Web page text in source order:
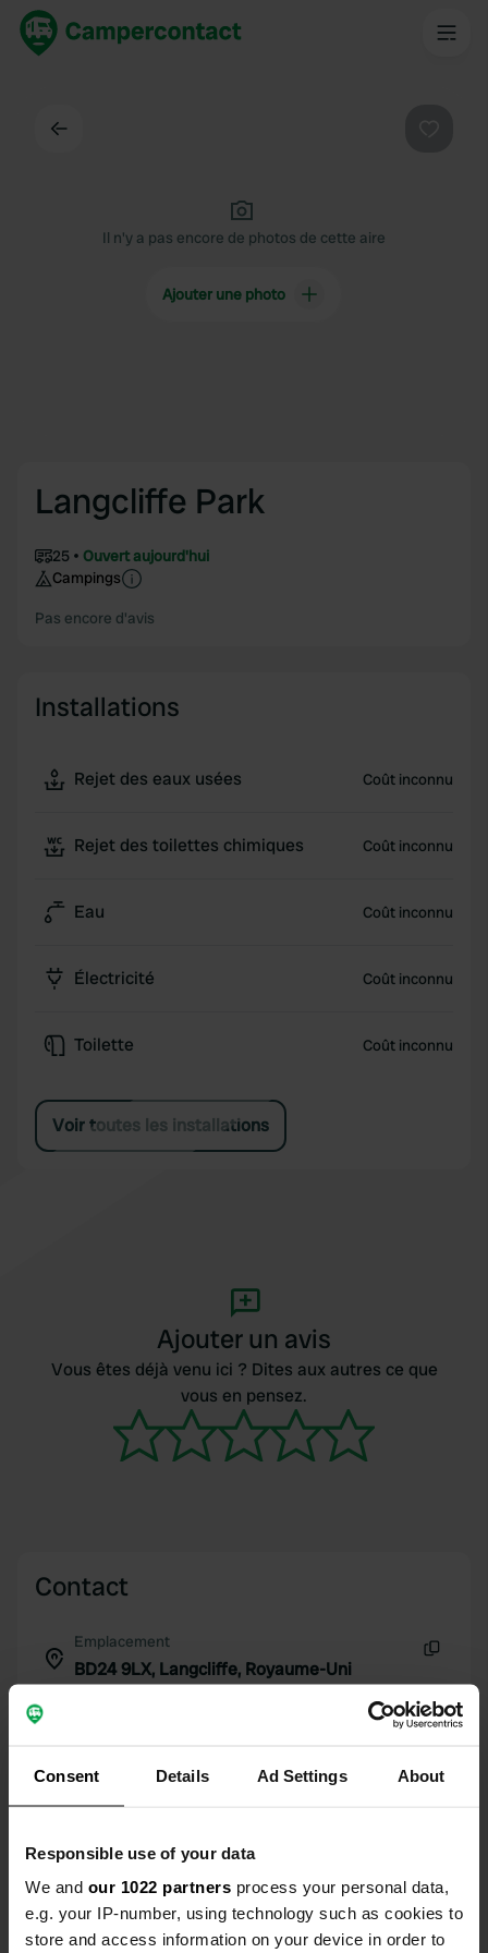
Consent Details Ad Settings About
Responsible use of your data
We and our 1022 partners process your personal data,
e.g. your IP-number, using technology such as cookies to
store and access information on your device in order to
Il n'y a pas encore de photos de cette aire
Ajouter une photo
Langcliffe Park
25
Ouvert aujourd'hui
Campings
Pas encore d'avis
Installations
Rejet des eaux usées Coût inconnu
Rejet des toilettes chimiques Coût inconnu
Eau Coût inconnu
Électricité Coût inconnu
Toilette Coût inconnu
Voir toutes les installations
Ajouter un avis
Vous êtes déjà venu ici ? Dites aux autres ce que
vous en pensez.
Contact
Emplacement
BD24 9LX, Langcliffe, Royaume-Uni
54.08090467 -2.27934534
112129
Passer à PRO+
pour toutes les coordonnées PRO+